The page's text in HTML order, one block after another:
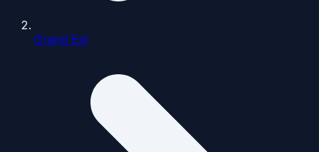
Grand Est